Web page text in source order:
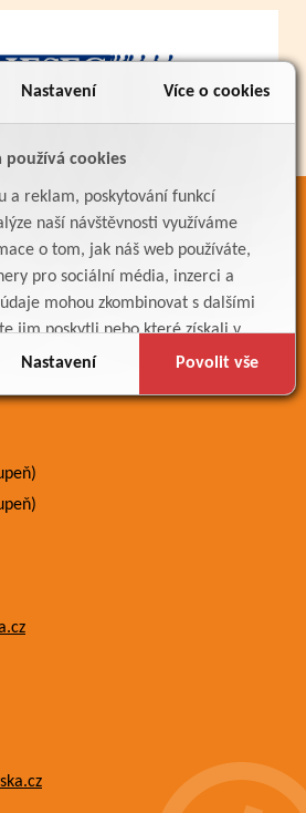
Nastavení Více o cookies
používá cookies
a reklam, poskytování funkcí
naší návštěvnosti využíváme
o tom, jak náš web používáte,
pro sociální média, inzerci a
mohou zkombinovat s dalšími
jim poskytli nebo které získali v
jejich služby.
Nastavení Povolit vše